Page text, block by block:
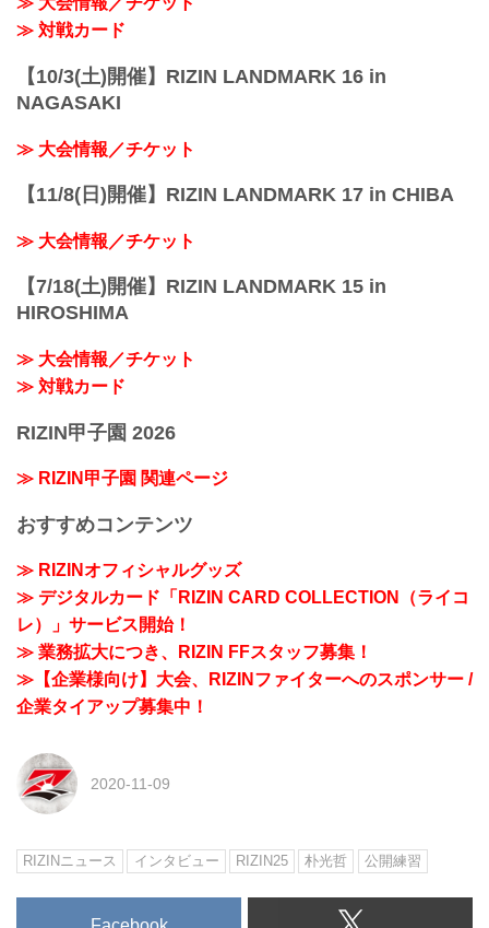
≫ 対戦カード
【10/3(土)開催】RIZIN LANDMARK 16 in
NAGASAKI
≫ 大会情報／チケット
【11/8(日)開催】RIZIN LANDMARK 17 in CHIBA
≫ 大会情報／チケット
【7/18(土)開催】RIZIN LANDMARK 15 in
HIROSHIMA
≫ 大会情報／チケット
≫ 対戦カード
RIZIN甲子園 2026
≫ RIZIN甲子園 関連ページ
おすすめコンテンツ
≫ RIZINオフィシャルグッズ
≫ デジタルカード「RIZIN CARD COLLECTION（ライコ
レ）」サービス開始！
≫ 業務拡大につき、RIZIN FFスタッフ募集！
≫【企業様向け】大会、RIZINファイターへのスポンサー /
企業タイアップ募集中！
2020-11-09
RIZINニュース インタビュー RIZIN25 朴光哲 公開練習